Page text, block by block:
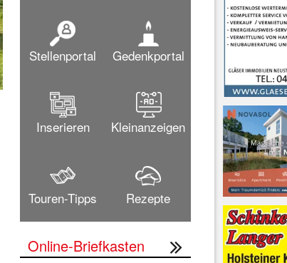
Stellenportal Gedenkportal
Inserieren Kleinanzeigen
Touren-Tipps Rezepte
Online-Briefkasten